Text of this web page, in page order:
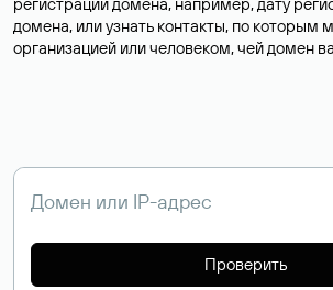
домена, или узнать контакты, по которым
организацией или человеком, чей домен
Проверить